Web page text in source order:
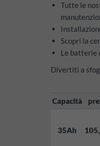
Tutte le
Scopri la
Le batterie
Divertiti a
Capacità
35Ah